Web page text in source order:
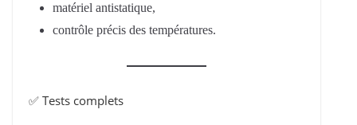
matériel antistatique,
contrôle précis des températures.
✅ Tests complets